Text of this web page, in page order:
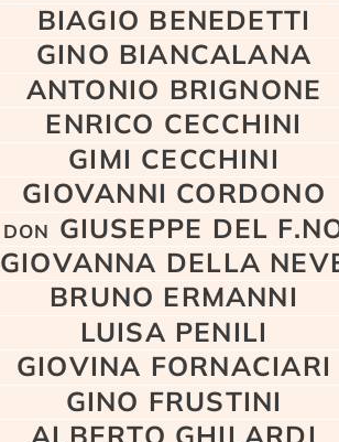
BIAGIO BENEDETTI
GINO BIANCALANA
ANTONIO BRIGNONE
ENRICO CECCHINI
GIMI CECCHINI
GIOVANNI CORDONO
don GIUSEPPE DEL
GIOVANNA DELLA
BRUNO ERMANNI
LUISA PENILI
GIOVINA FORNACIARI
GINO FRUSTINI